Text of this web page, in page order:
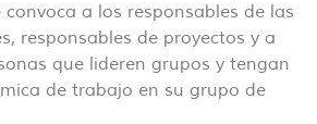
convoca a los responsables de las
responsables de proyectos y a
que lideren grupos y tengan
de trabajo en su grupo de